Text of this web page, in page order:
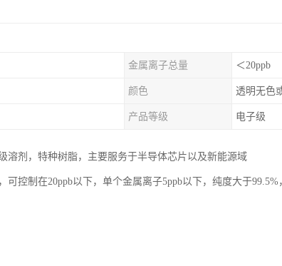
金属离子总量 ＜20ppb
颜色 透明无色
产品等级 电子级
溶剂，特种树脂，主要服务于半导体芯片以及新能源域
控制在20ppb以下，单个金属离子5ppb以下，纯度大于